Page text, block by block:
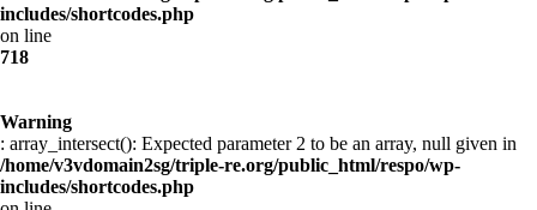
includes/shortcodes.php
on line
718
Warning
: array_intersect(): Expected parameter 2 to be an array, null given in
/home/v3vdomain2sg/triple-re.org/public_html/respo/wp-
includes/shortcodes.php